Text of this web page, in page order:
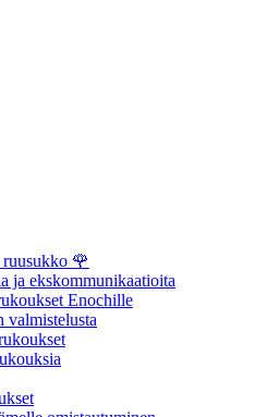
🌹
ja ekskommunikaatioita
Enochille
valmistelusta